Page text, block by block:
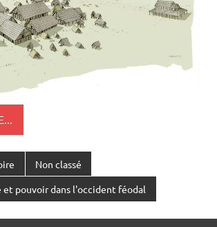
Non classé
et pouvoir dans l'occident féodal